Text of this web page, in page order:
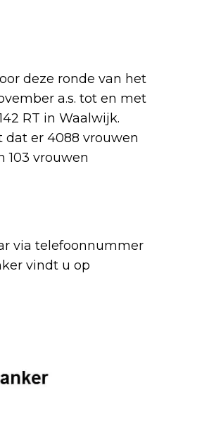
deze ronde van het
a.s. tot en met
RT in Waalwijk.
dat er 4088 vrouwen
103 vrouwen
via telefoonnummer
vindt u op